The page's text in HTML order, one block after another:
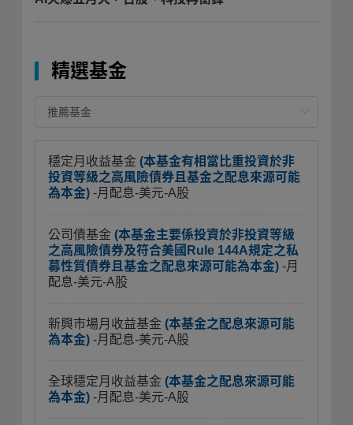
精選基金
穩定月收益基金 (本基金有相當比重投資於非
投資等級之高風險債券且基金之配息來源可能
為本金) -月配息-美元-A股
公司債基金 (本基金主要係投資於非投資等級
之高風險債券及符合美國Rule 144A規定之私
募性質債券且基金之配息來源可能為本金) -月
配息-美元-A股
新興市場月收益基金 (本基金之配息來源可能
為本金) -月配息-美元-A股
全球穩定月收益基金 (本基金之配息來源可能
為本金) -月配息-美元-A股